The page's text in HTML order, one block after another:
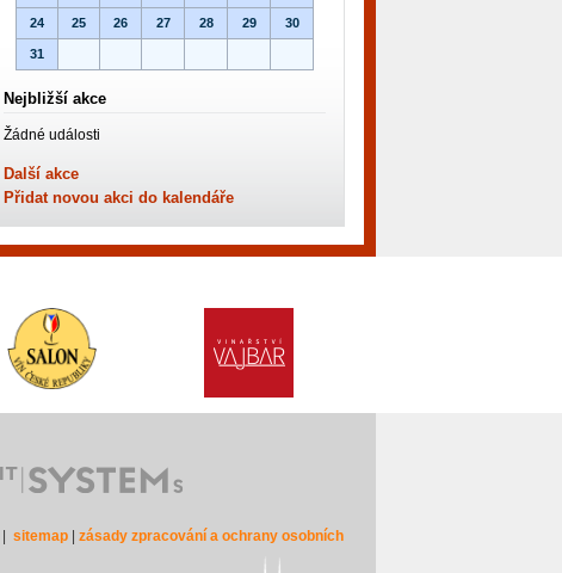
24 25 26 27 28 29 30
31
Nejbližší akce
Žádné události
Další akce
Přidat novou akci do kalendáře
sitemap| zásady zpracování a ochrany osobních